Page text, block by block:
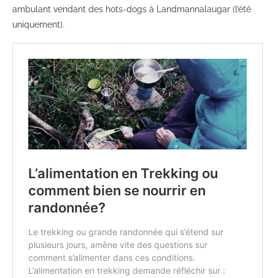
ambulant vendant des hots-dogs à Landmannalaugar (l’été
uniquement).